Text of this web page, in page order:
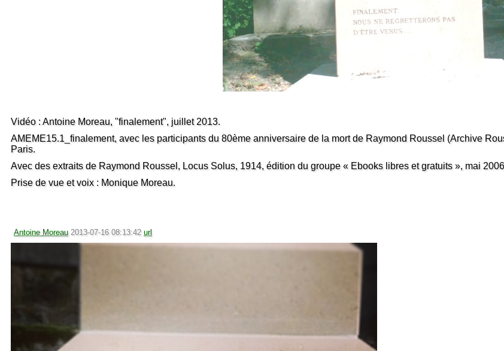
Vidéo : Antoine Moreau, "finalement", juillet 2013.
AMEME15.1_finalement, avec les participants du 80ème anniversaire de la mort de Raymond Roussel (Archive
Paris.
Avec des extraits de Raymond Roussel, Locus Solus, 1914, édition du groupe « Ebooks libres et gratuits », mai
Prise de vue et voix : Monique Moreau.
Antoine Moreau 2013-07-16 08:13:42 url